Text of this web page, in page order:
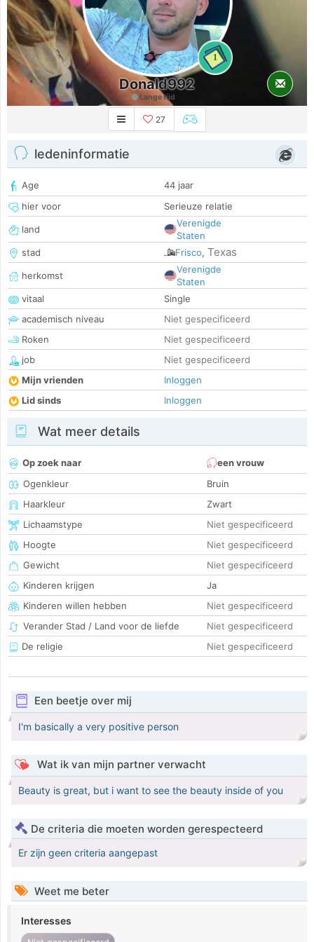
1
Donald992
Lange tijd
27
ledeninformatie
Age
44 jaar
hier voor
Serieuze relatie
land
Verenigde
Staten
stad
Frisco, Texas
herkomst
Verenigde
Staten
vitaal
Single
academisch niveau
Niet gespecificeerd
Roken
Niet gespecificeerd
job
Niet gespecificeerd
Mijn vrienden
Inloggen
Lid sinds
Inloggen
Wat meer details
Op zoek naar
een vrouw
Ogenkleur
Bruin
Haarkleur
Zwart
Lichaamstype
Niet gespecificeerd
Hoogte
Niet gespecificeerd
Gewicht
Niet gespecificeerd
Kinderen krijgen
Ja
Kinderen willen hebben
Niet gespecificeerd
Verander Stad / Land voor de liefde
Niet gespecificeerd
De religie
Niet gespecificeerd
Een beetje over mij
I'm basically a very positive person
Wat ik van mijn partner verwacht
Beauty is great, but i want to see the beauty inside of you
De criteria die moeten worden gerespecteerd
Er zijn geen criteria aangepast
Weet me beter
Interesses